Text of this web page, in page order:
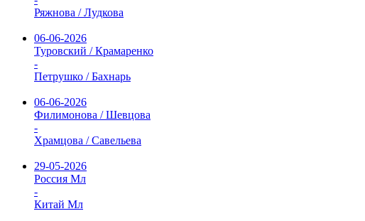
Ряжнова / Лудкова
06-06-2026
Туровский / Крамаренко
-
Петрушко / Бахнарь
06-06-2026
Филимонова / Шевцова
-
Храмцова / Савельева
29-05-2026
Россия Мл
-
Китай Мл